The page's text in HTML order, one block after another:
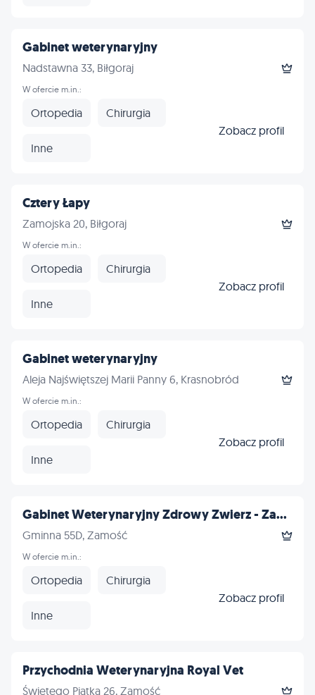
Gabinet weterynaryjny
Nadstawna 33, Biłgoraj
W ofercie m.in.:
Ortopedia Chirurgia
Inne
Zobacz profil
Cztery Łapy
Zamojska 20, Biłgoraj
W ofercie m.in.:
Ortopedia Chirurgia
Inne
Zobacz profil
Gabinet weterynaryjny
Aleja Najświętszej Marii Panny 6, Krasnobród
W ofercie m.in.:
Ortopedia Chirurgia
Inne
Zobacz profil
Gabinet Weterynaryjny Zdrowy Zwierz - Za...
Gminna 55D, Zamość
W ofercie m.in.:
Ortopedia Chirurgia
Inne
Zobacz profil
Przychodnia Weterynaryjna Royal Vet
Świętego Piątka 26, Zamość